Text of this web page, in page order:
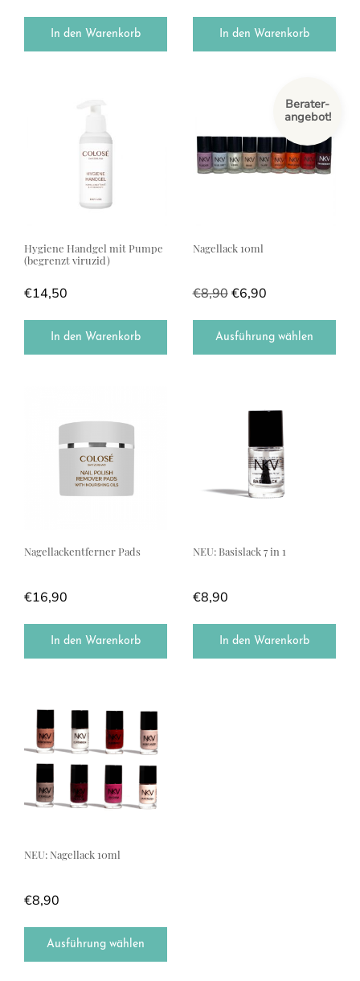
In den Warenkorb In den Warenkorb
Hygiene Handgel mit Pumpe
(begrenzt viruzid)
€14,50
In den Warenkorb
Berater-
angebot!
Nagellack 10ml
€8,90 €6,90
Ausführung wählen
Nagellackentferner Pads
€16,90
In den Warenkorb
NEU: Basislack 7 in 1
€8,90
In den Warenkorb
NEU: Nagellack 10ml
€8,90
Ausführung wählen